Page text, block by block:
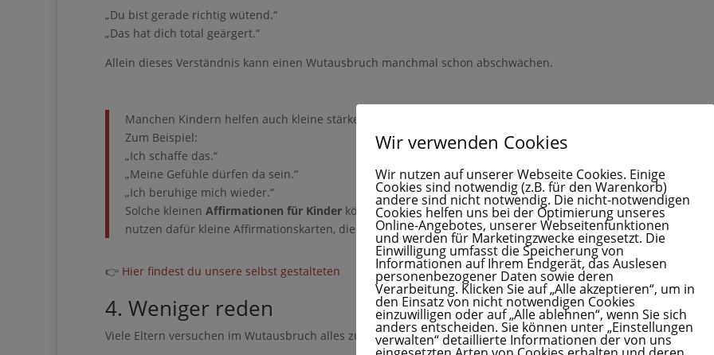
„Du bist gerade richtig wütend.“
„Das hat dich total geärgert.“
Allein dieses Verständnis kann einen Wutausbruch manchmal schon abschwächen.
Manchen Kindern helfen auch kleine stärkende Sätze, wenn sie sehr wütend oder überfordert sind.
Zum Beispiel:
„Ich schaffe das.“
„Meine Gefühle dürfen da sein.“
„Ich beruhige mich wieder.“
Solche kleinen
Affirmationen für Kinder
können helfen, starke Gefühle besser zu regulieren. Manche Eltern
nutzen dafür kleine Affirmationskarten, die sie gemeinsam mit dem Kind anschauen oder vorlesen.
Hier findest du unsere selbst gestalteten
4. Weniger reden
Viele Eltern versuchen im Wutausbruch alles zu erklären.
Pinterest kann eine wunderschöne Möglichkeit sein, dir Schritt für Schritt etwas
täglichen Social-Media-Druck.
Gib hier deinen Vornamen ein
Gib hier deinen Vornamen an
Gib hier deine E-Mail-Adresse ein, um dich anzumelden
Wir verwenden Cookies
Wir nutzen auf unserer Webseite Cookies. Einige
Cookies sind notwendig (z.B. für den Warenkorb)
andere sind nicht notwendig. Die nicht-notwendigen
Cookies helfen uns bei der Optimierung unseres
Online-Angebotes, unserer Webseitenfunktionen
und werden für Marketingzwecke eingesetzt. Die
Einwilligung umfasst die Speicherung von
Informationen auf Ihrem Endgerät, das Auslesen
personenbezogener Daten sowie deren
Verarbeitung. Klicken Sie auf „Alle akzeptieren“, um in
den Einsatz von nicht notwendigen Cookies
einzuwilligen oder auf „Alle ablehnen“, wenn Sie sich
anders entscheiden. Sie können unter „Einstellungen
verwalten“ detaillierte Informationen der von uns